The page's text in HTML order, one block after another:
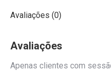
Avaliações (0)
Avaliações
Apenas clientes com